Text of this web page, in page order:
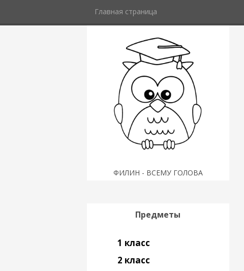
Главная страница
ФИЛИН - ВСЕМУ ГОЛОВА
Предметы
1 класс
2 класс